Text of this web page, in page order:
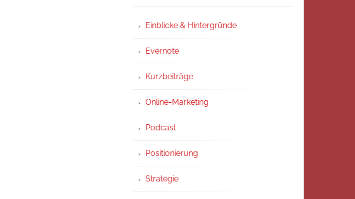
Einblicke & Hintergründe
Evernote
Kurzbeiträge
Online-Marketing
Podcast
Positionierung
Strategie